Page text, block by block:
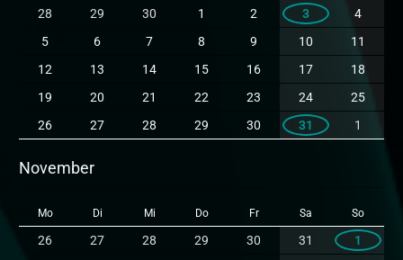
28 29 30 1 2 3
4
5
6 7 8 9 10
11
12
13 14 15 16 17
18
19
20 21 22 23 24
25
26
27 28 29 30 31 1
November
Mo Di Mi Do Fr Sa So
26 27 28 29 30 31
1